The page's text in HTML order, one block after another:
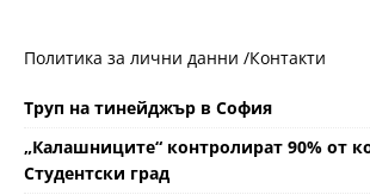
Политика за лични данни /Контакти
Труп на тинейджър в София
„Калашниците“ контролират 90% от
Студентски град